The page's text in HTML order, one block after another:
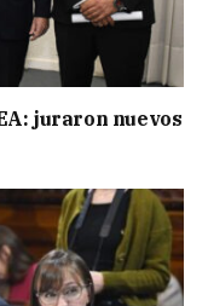
juraron nuevos